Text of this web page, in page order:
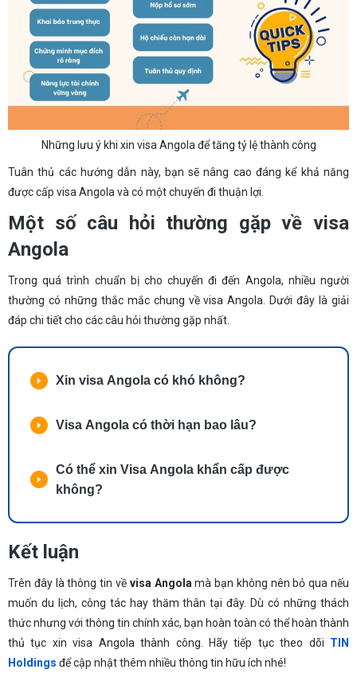
Những lưu ý khi xin visa Angola để tăng tỷ lệ thành công
Tuân thủ các hướng dẫn này, bạn sẽ nâng cao đáng kể khả năng
được cấp visa Angola và có một chuyến đi thuận lợi.
Một số câu hỏi thường gặp về visa
Angola
Trong quá trình chuẩn bị cho chuyến đi đến Angola, nhiều người
thường có những thắc mắc chung về visa Angola. Dưới đây là giải
đáp chi tiết cho các câu hỏi thường gặp nhất.
Xin visa Angola có khó không?
Visa Angola có thời hạn bao lâu?
Có thể xin Visa Angola khẩn cấp được
không?
Kết luận
Trên đây là thông tin về visa Angola mà bạn không nên bỏ qua nếu
muốn du lịch, công tác hay thăm thân tại đây. Dù có những thách
thức nhưng với thông tin chính xác, bạn hoàn toàn có thể hoàn thành
thủ tục xin visa Angola thành công. Hãy tiếp tục theo dõi TIN
Holdings để cập nhật thêm nhiều thông tin hữu ích nhé!